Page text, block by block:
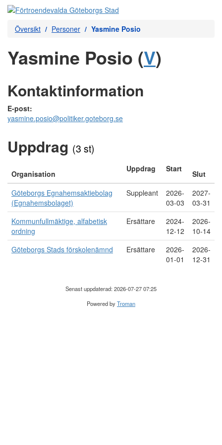
Översikt Personer Yasmine Posio
Yasmine Posio (V)
Kontaktinformation
E-post:
yasmine.posio@politiker.goteborg.se
Uppdrag (3 st)
Organisation
Uppdrag Start
Slut
Göteborgs Egnahemsaktiebolag
(Egnahemsbolaget)
Suppleant
2026-
03-03
2027-
03-31
Kommunfullmäktige, alfabetisk
ordning
Ersättare
2024-
12-12
2026-
10-14
Göteborgs Stads förskolenämnd
Ersättare
2026-
01-01
2026-
12-31
Senast uppdaterad: 2026-07-27 07:25
Powered byTroman